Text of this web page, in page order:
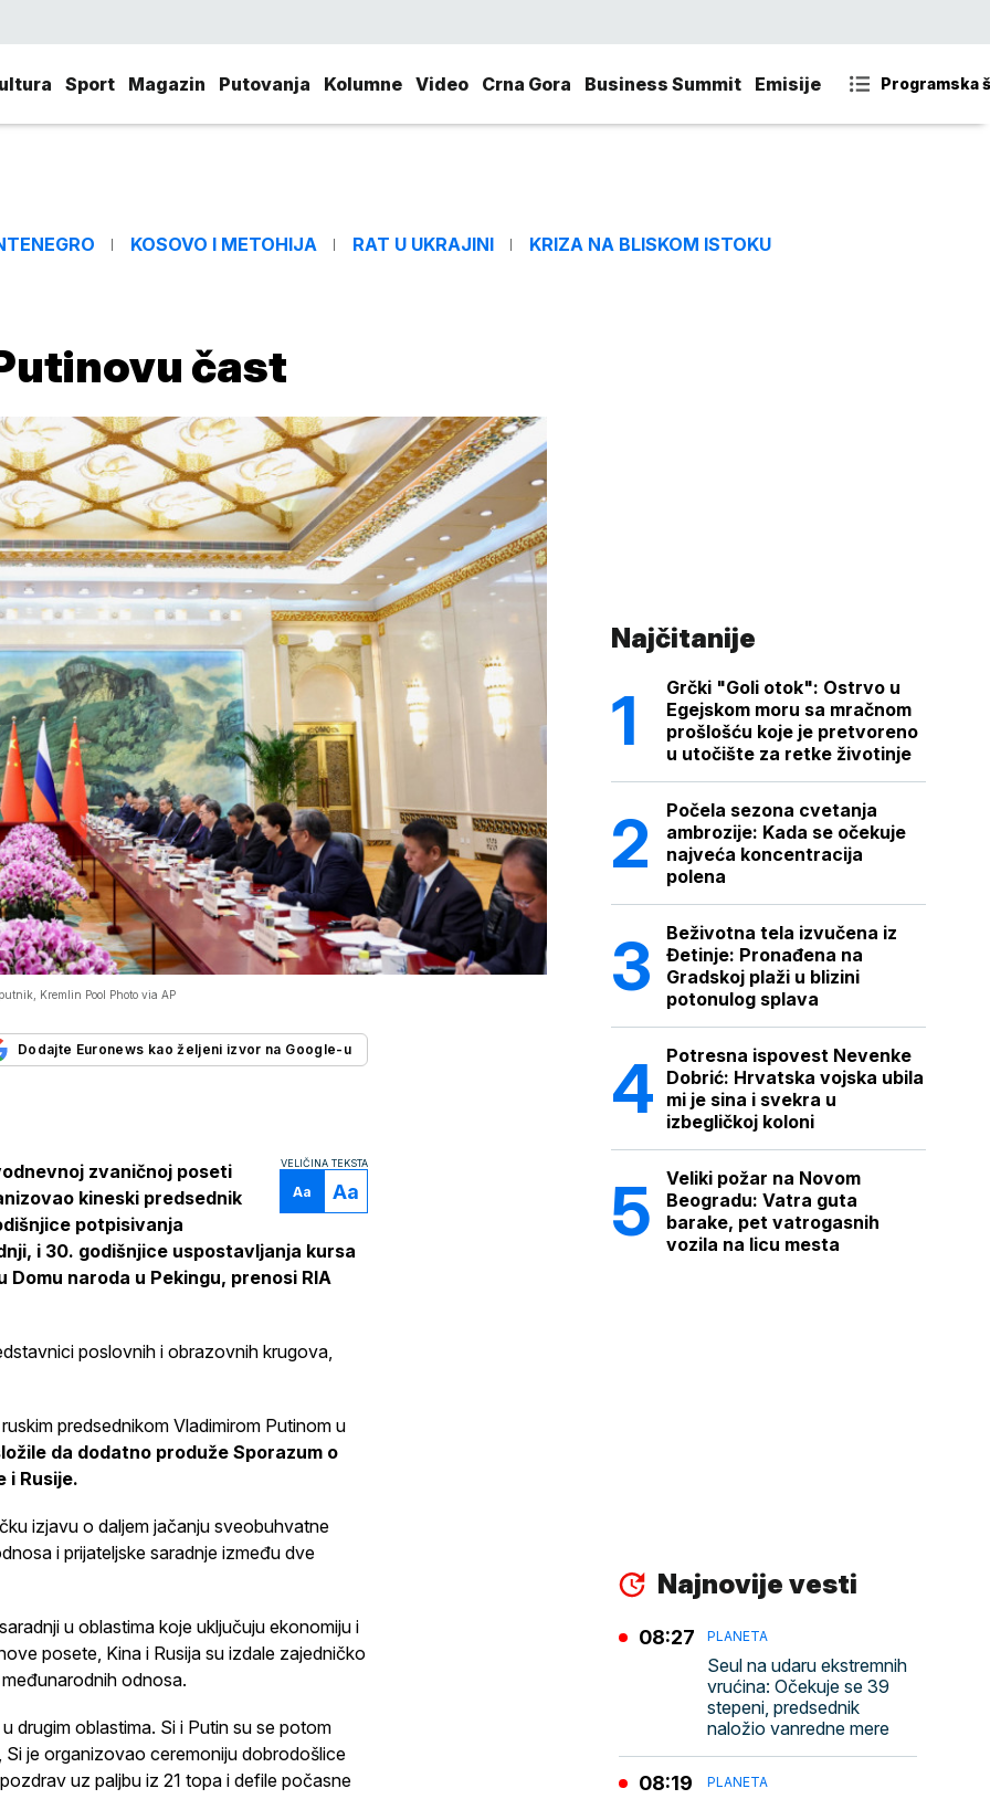
Sport Magazin Putovanja Kolumne Video Crna Gora Business Summit Emisije Programska
KOSOVO I METOHIJA RAT U UKRAJINI KRIZA NA BLISKOM ISTOKU
čast
Kremlin Pool Photo via AP
Dodajte Euronews kao željeni izvor na Google-u
VELIČINA TEKSTA
Aa Aa
zvaničnoj poseti
kineski predsednik
potpisivanja
i 30. godišnjice uspostavljanja kursa
naroda u Pekingu, prenosi RIA
poslovnih i obrazovnih krugova,
predsednikom Vladimirom Putinom u
da dodatno produže Sporazum o
i Rusije.
izjavu o daljem jačanju sveobuhvatne
i prijateljske saradnje između dve
u oblastima koje uključuju ekonomiju i
posete, Kina i Rusija su izdale zajedničko
odnosa.
drugim oblastima. Si i Putin su se potom
Si je organizovao ceremoniju dobrodošlice
uz paljbu iz 21 topa i defile počasne
Najčitanije
Grčki "Goli otok": Ostrvo u
Egejskom moru sa mračnom
prošlošću koje je pretvoreno
u utočište za retke životinje
Počela sezona cvetanja
ambrozije: Kada se očekuje
najveća koncentracija
polena
Beživotna tela izvučena iz
Đetinje: Pronađena na
Gradskoj plaži u blizini
potonulog splava
Potresna ispovest Nevenke
Dobrić: Hrvatska vojska ubila
mi je sina i svekra u
izbegličkoj koloni
Veliki požar na Novom
Beogradu: Vatra guta
barake, pet vatrogasnih
vozila na licu mesta
Najnovije vesti
PLANETA
Seul na udaru ekstremnih
vrućina: Očekuje se 39
stepeni, predsednik
naložio vanredne mere
08:27
PLANETA
08:19